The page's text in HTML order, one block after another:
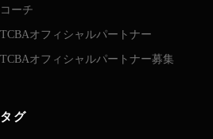
コーチ
TCBAオフィシャルパートナー
TCBAオフィシャルパートナー募集
タグ